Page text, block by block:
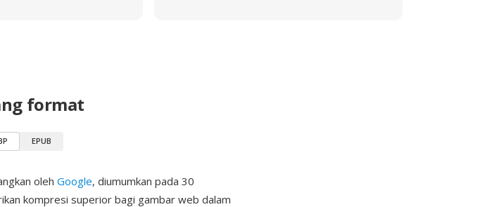
format
EPUB
oleh Google, diumumkan pada 30
kompresi superior bagi gambar web dalam